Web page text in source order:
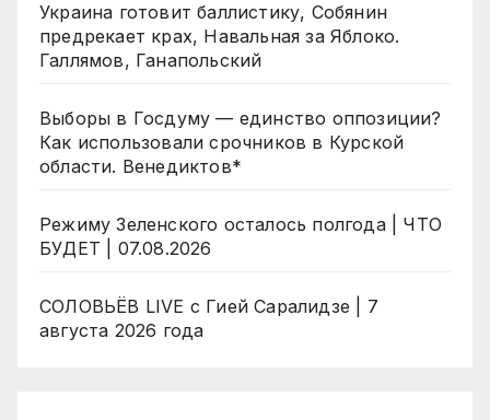
Украина готовит баллистику, Собянин
предрекает крах, Навальная за Яблоко.
Галлямов, Ганапольский
Выборы в Госдуму — единство оппозиции?
Как использовали срочников в Курской
области. Венедиктов*
Режиму Зеленского осталось полгода | ЧТО
БУДЕТ | 07.08.2026
СОЛОВЬЁВ LIVE с Гией Саралидзе | 7
августа 2026 года